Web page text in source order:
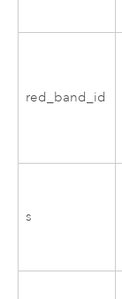
red_band_id
s